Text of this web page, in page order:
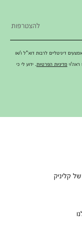
דיגיטליים לרבות דוא"ל ו/או
מדיניות הפרטיות . ידוע לי כי
קליניק